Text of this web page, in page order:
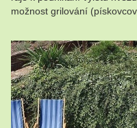
možnost grilování